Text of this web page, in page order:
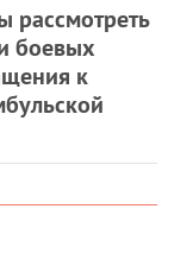
рассмотреть
боевых
к